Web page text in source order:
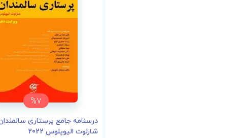
%7
درسنامه جامع پرستاری
شارلوت الیوپلوس 2022